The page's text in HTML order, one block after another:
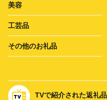
美容
工芸品
その他のお礼品
TVで紹介された返礼